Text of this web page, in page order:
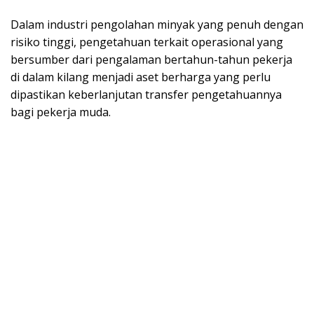
Dalam industri pengolahan minyak yang penuh dengan
risiko tinggi, pengetahuan terkait operasional yang
bersumber dari pengalaman bertahun-tahun pekerja
di dalam kilang menjadi aset berharga yang perlu
dipastikan keberlanjutan transfer pengetahuannya
bagi pekerja muda.